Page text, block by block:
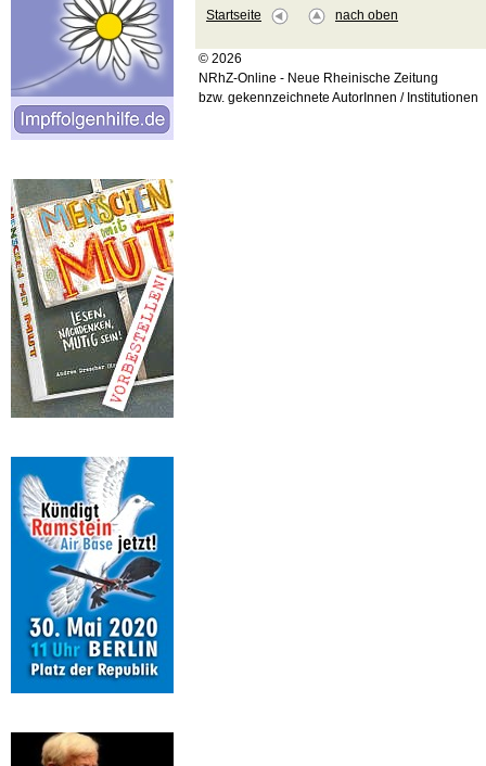
Startseite nach oben
© 2026
NRhZ-Online - Neue Rheinische Zeitung
bzw. gekennzeichnete AutorInnen / Institutionen